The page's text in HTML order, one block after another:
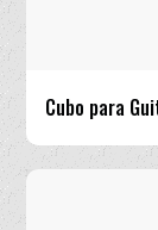
Cubo para